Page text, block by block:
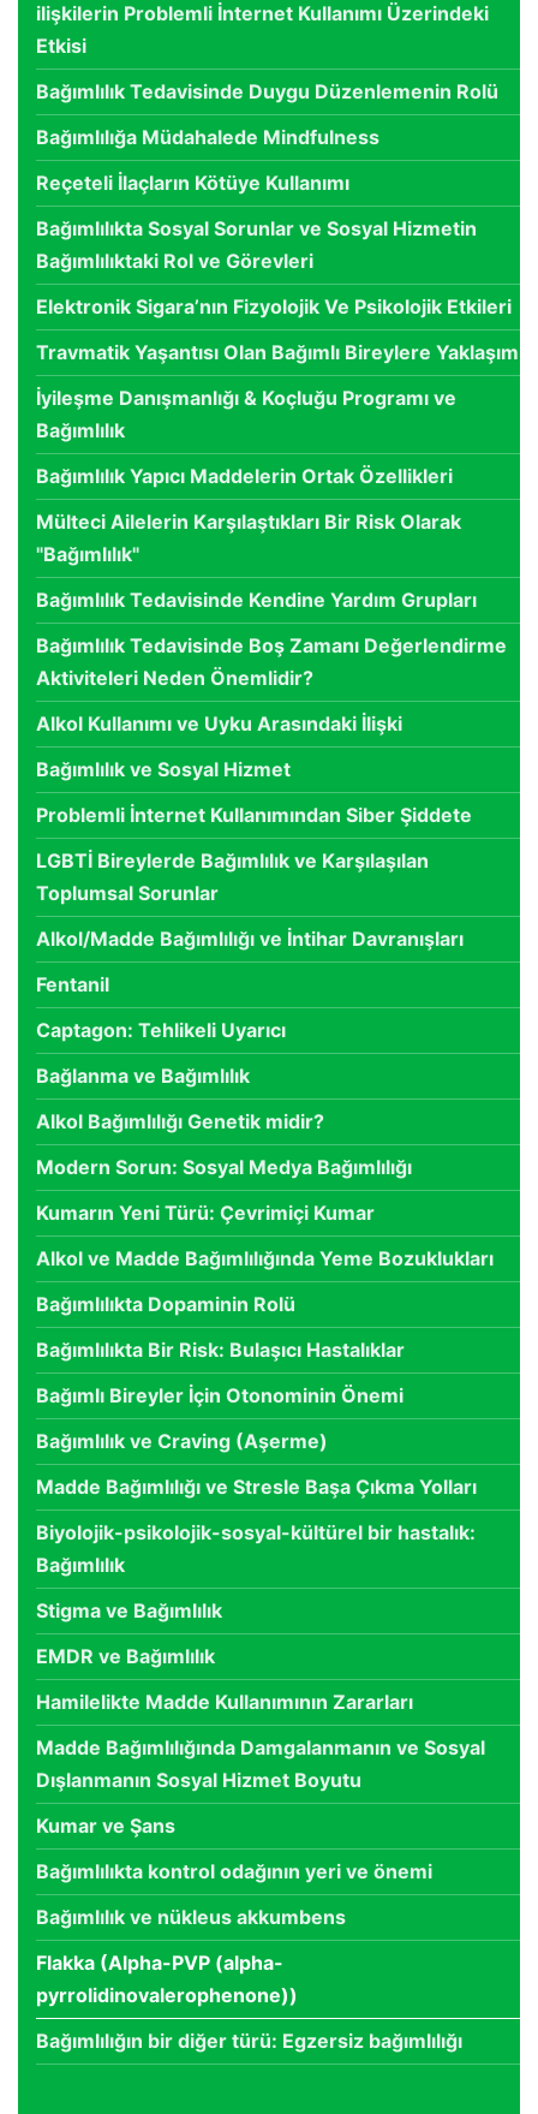
ilişkilerin Problemli İnternet Kullanımı Üzerindeki
Etkisi
Bağımlılık Tedavisinde Duygu Düzenlemenin Rolü
Bağımlılığa Müdahalede Mindfulness
Reçeteli İlaçların Kötüye Kullanımı
Bağımlılıkta Sosyal Sorunlar ve Sosyal Hizmetin
Bağımlılıktaki Rol ve Görevleri
Elektronik Sigara’nın Fizyolojik Ve Psikolojik Etkileri
Travmatik Yaşantısı Olan Bağımlı Bireylere Yaklaşım
İyileşme Danışmanlığı & Koçluğu Programı ve
Bağımlılık
Bağımlılık Yapıcı Maddelerin Ortak Özellikleri
Mülteci Ailelerin Karşılaştıkları Bir Risk Olarak
"Bağımlılık"
Bağımlılık Tedavisinde Kendine Yardım Grupları
Bağımlılık Tedavisinde Boş Zamanı Değerlendirme
Aktiviteleri Neden Önemlidir?
Alkol Kullanımı ve Uyku Arasındaki İlişki
Bağımlılık ve Sosyal Hizmet
Problemli İnternet Kullanımından Siber Şiddete
LGBTİ Bireylerde Bağımlılık ve Karşılaşılan
Toplumsal Sorunlar
Alkol/Madde Bağımlılığı ve İntihar Davranışları
Fentanil
Captagon: Tehlikeli Uyarıcı
Bağlanma ve Bağımlılık
Alkol Bağımlılığı Genetik midir?
Modern Sorun: Sosyal Medya Bağımlılığı
Kumarın Yeni Türü: Çevrimiçi Kumar
Alkol ve Madde Bağımlılığında Yeme Bozuklukları
Bağımlılıkta Dopaminin Rolü
Bağımlılıkta Bir Risk: Bulaşıcı Hastalıklar
Bağımlı Bireyler İçin Otonominin Önemi
Bağımlılık ve Craving (Aşerme)
Madde Bağımlılığı ve Stresle Başa Çıkma Yolları
Biyolojik-psikolojik-sosyal-kültürel bir hastalık:
Bağımlılık
Stigma ve Bağımlılık
EMDR ve Bağımlılık
Hamilelikte Madde Kullanımının Zararları
Madde Bağımlılığında Damgalanmanın ve Sosyal
Dışlanmanın Sosyal Hizmet Boyutu
Kumar ve Şans
Bağımlılıkta kontrol odağının yeri ve önemi
Bağımlılık ve nükleus akkumbens
Flakka (Alpha-PVP (alpha-
pyrrolidinovalerophenone))
Bağımlılığın bir diğer türü: Egzersiz bağımlılığı